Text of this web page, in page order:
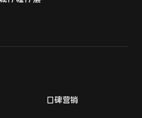
口碑营销